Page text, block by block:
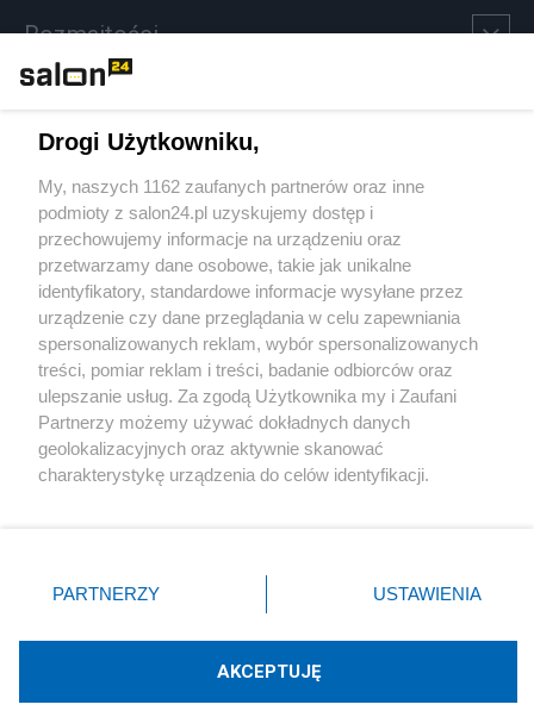
Rozmaitości
Sport
Społeczeństwo
Kultura
X Facebook Instagram Youtube
Technologię dostarcza:W3media.pl
Drogi Użytkowniku,
My, naszych 1162 zaufanych partnerów oraz inne
podmioty z salon24.pl uzyskujemy dostęp i
przechowujemy informacje na urządzeniu oraz
przetwarzamy dane osobowe, takie jak unikalne
identyfikatory, standardowe informacje wysyłane przez
urządzenie czy dane przeglądania w celu zapewniania
spersonalizowanych reklam, wybór spersonalizowanych
treści, pomiar reklam i treści, badanie odbiorców oraz
ulepszanie usług. Za zgodą Użytkownika my i Zaufani
Partnerzy możemy używać dokładnych danych
geolokalizacyjnych oraz aktywnie skanować
charakterystykę urządzenia do celów identyfikacji.
zmienić/wycofać klikając przycisk ustawień prywatności
znajdujący się w lewym dolnym rogu strony
rodzaje przetwarzania danych nie wymagają zgody
użytkownika, ale masz prawo sprzeciwić się takiemu
PARTNERZY USTAWIENIA
AKCEPTUJĘ